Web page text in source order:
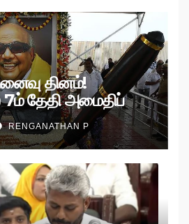
தினம்!
தேதி அமைதிப்
RENGANATHAN P